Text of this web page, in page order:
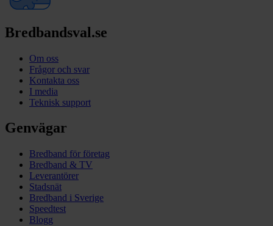
Bredbandsval.se
Om oss
Frågor och svar
Kontakta oss
I media
Teknisk support
Genvägar
Bredband för företag
Bredband & TV
Leverantörer
Stadsnät
Bredband i Sverige
Speedtest
Blogg